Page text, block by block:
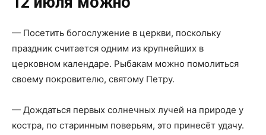
— Посетить богослужение в церкви, поскольку
праздник считается одним из крупнейших в
церковном календаре. Рыбакам можно помолиться
своему покровителю, святому Петру.
— Дождаться первых солнечных лучей на природе у
костра, по старинным поверьям, это принесёт удачу.